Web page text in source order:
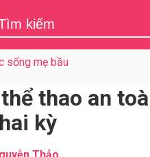
sống mẹ bầu
thao an
kỳ